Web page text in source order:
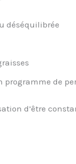
déséquilibrée
programme de
d’être